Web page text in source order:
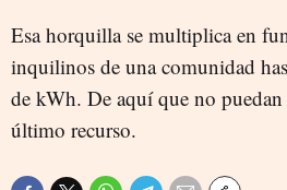
Esa horquilla se multiplica en
inquilinos de una comunidad
de kWh. De aquí que no puedan
último recurso.